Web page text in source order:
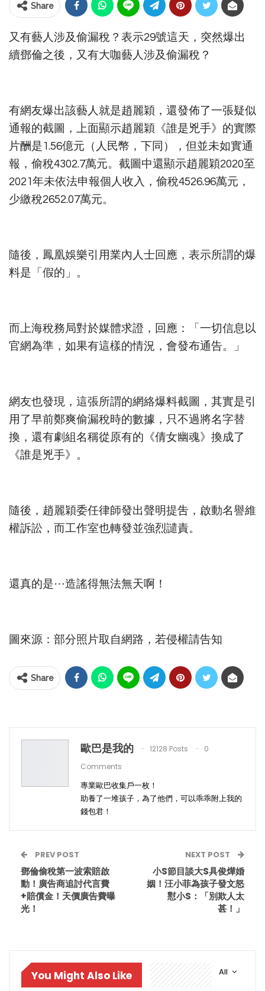
Share
又有藝人涉及偷漏稅？表示29號這天，突然爆出
續鄧倫之後，又有大咖藝人涉及偷漏稅？
有網友爆出該藝人就是趙麗穎，還發佈了一張疑似
通報的截圖，上面顯示趙麗穎《誰是兇手》的實際
片酬是1.56億元（人民幣，下同），但並未如實通
報，偷稅4302.7萬元。截圖中還顯示趙麗穎2020至
2021年未依法申報個人收入，偷稅4526.96萬元，
少繳稅2652.07萬元。
隨後，鳳凰娛樂引用業內人士回應，表示所謂的爆
料是「假的」。
而上海稅務局對於媒體求證，回應：「一切信息以
官網為準，如果有這樣的情況，會發布通告。」
網友也發現，這張所謂的網絡爆料截圖，其實是引
用了早前鄭爽偷漏稅時的數據，只不過將名字替
換，還有劇組名稱從原有的《倩女幽魂》換成了
《誰是兇手》。
隨後，趙麗穎委任律師發出聲明提吿，啟動名譽維
權訴訟，而工作室也轉發並強烈譴責。
還真的是⋯造謠得無法無天啊！
圖來源：部分照片取自網路，若侵權請告知
Share
歐巴是我的 12128 Posts
0
Comments
專業歐巴收集戶一枚！
助養了一堆孩子，為了他們，可以乖乖附上我的
錢包君！
PREV POST
鄧倫偷稅第一波索賠啟
動！廣告商追討代言費
+賠償金！天價廣告費曝
光！
NEXT POST
小S節目談大S具俊燁婚
姻！汪小菲為孩子發文怒
懟小S：「別欺人太
甚！」
All
You Might Also Like